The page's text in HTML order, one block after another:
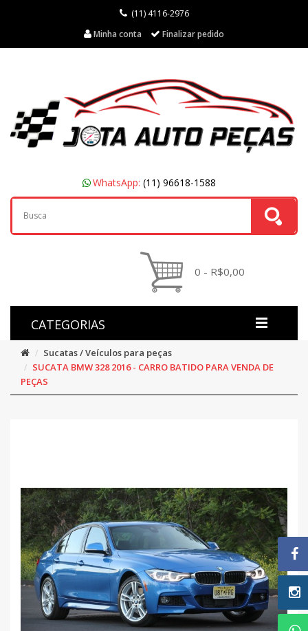
(11) 4116-2976
Minha conta
Finalizar pedido
WhatsApp: (11) 96618-1588
0 - R$0,00
CATEGORIAS
Sucatas / Veículos para peças
SUCATA BMW 328 2016 - CARRO BATIDO PARA VENDA DE
PEÇAS